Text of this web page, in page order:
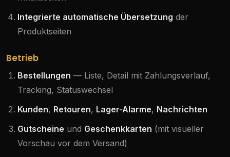
Integrierte automatische Übersetzung der
Produktseiten
Betrieb
Bestellungen — Liste, Detail mit Zahlungsverlauf,
Tracking, Statuswechsel
Kunden, Retouren, Lager-Alarme, Nachrichten
Gutscheine und Geschenkkarten (mit visueller
Vorschau vor dem Versand)